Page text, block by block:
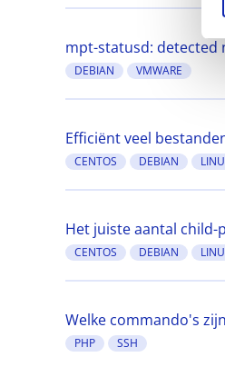
mpt-statusd: detected
DEBIAN VMWARE
Efficiënt veel
CENTOS DEBIAN
Het juiste aantal child-
CENTOS DEBIAN
Welke commando's
PHP SSH